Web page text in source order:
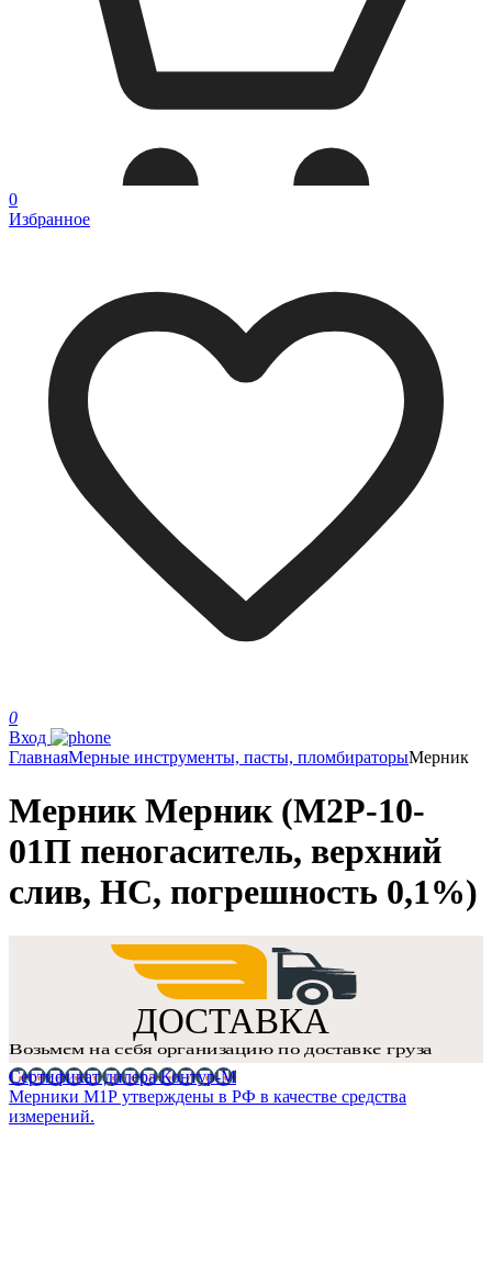
0
Избранное
0
Вход
ГлавнаяМерные инструменты, пасты, пломбираторыМерник
Мерник Мерник (М2Р-10-
01П пеногаситель, верхний
слив, НС, погрешность 0,1%)
Сертификат дилера Контур-М
Мерники М1Р утверждены в РФ в качестве средства
измерений.